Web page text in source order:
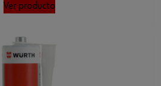
Ver producto